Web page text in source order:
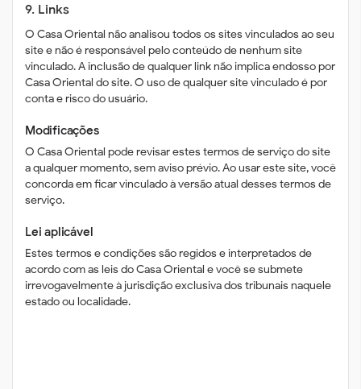
9. Links
O Casa Oriental não analisou todos os sites vinculados ao seu
site e não é responsável pelo conteúdo de nenhum site
vinculado. A inclusão de qualquer link não implica endosso por
Casa Oriental do site. O uso de qualquer site vinculado é por
conta e risco do usuário.
Modificações
O Casa Oriental pode revisar estes termos de serviço do site
a qualquer momento, sem aviso prévio. Ao usar este site, você
concorda em ficar vinculado à versão atual desses termos de
serviço.
Lei aplicável
Estes termos e condições são regidos e interpretados de
acordo com as leis do Casa Oriental e você se submete
irrevogavelmente à jurisdição exclusiva dos tribunais naquele
estado ou localidade.